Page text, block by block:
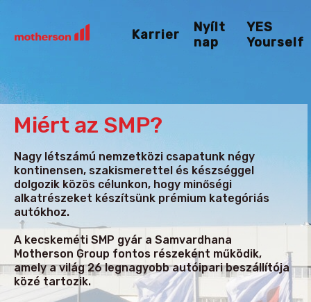
Karrier
Nyílt
nap
YES
Yourself
Miért az SMP?
Nagy létszámú nemzetközi csapatunk négy
kontinensen, szakismerettel és készséggel
dolgozik közös célunkon, hogy minőségi
alkatrészeket készítsünk prémium kategóriás
autókhoz.
A kecskeméti SMP gyár a Samvardhana
Motherson Group fontos részeként működik,
amely a világ 26 legnagyobb autóipari beszállítója
közé tartozik.